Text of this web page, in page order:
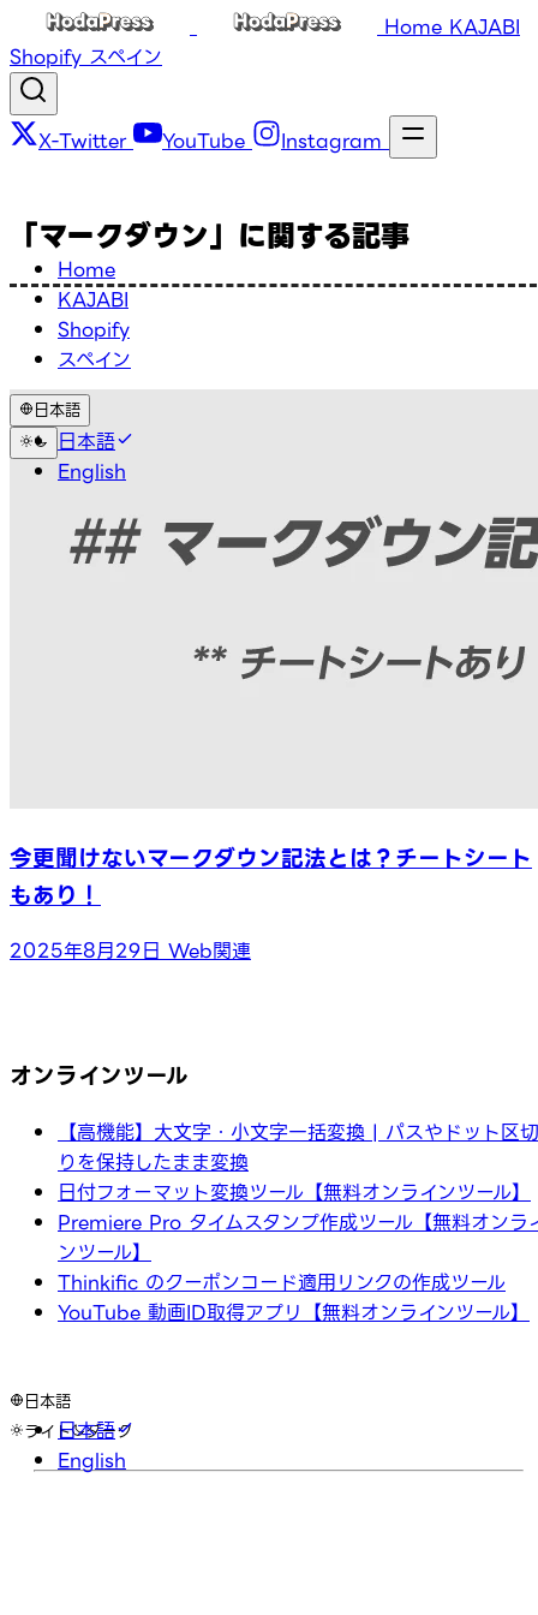
Home KAJABI
Shopify スペイン
X-Twitter YouTube Instagram
Home
KAJABI
Shopify
スペイン
日本語
日本語
English
「マークダウン」に関する記事
今更聞けないマークダウン記法とは？チートシート
もあり！
2025年8月29日 Web関連
オンラインツール
【高機能】大文字・小文字一括変換 | パスやドット区切
りを保持したまま変換
日付フォーマット変換ツール【無料オンラインツール】
Premiere Pro タイムスタンプ作成ツール【無料オンラ
ンツール】
Thinkific のクーポンコード適用リンクの作成ツール
YouTube 動画ID取得アプリ【無料オンラインツール】
日本語
日本語
English
ライト ダーク